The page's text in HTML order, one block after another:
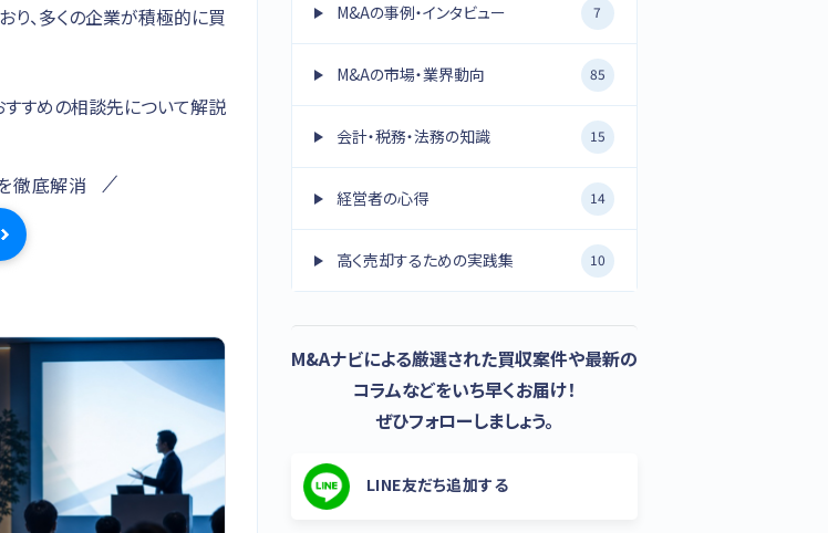
、多くの企業が積極的に買
すすめの相談先について解説
徹底解消
M&Aの事例・インタビュー 7
M&Aの市場・業界動向 85
会計・税務・法務の知識 15
経営者の心得 14
高く売却するための実践集 10
M&Aナビによる厳選された買収案件や最新の
コラムなどをいち早くお届け！
ぜひフォローしましょう。
LINE友だち追加する